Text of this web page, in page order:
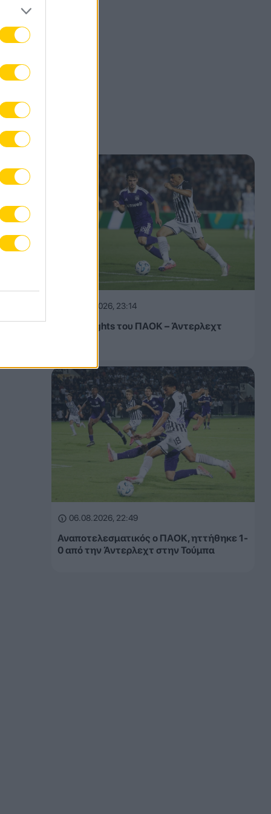
06.08.2026, 23:14
Τα highlights του ΠΑΟΚ – Άντερλεχτ
06.08.2026, 22:49
Αναποτελεσματικός ο ΠΑΟΚ, ηττήθηκε 1-
0 από την Άντερλεχτ στην Τούμπα